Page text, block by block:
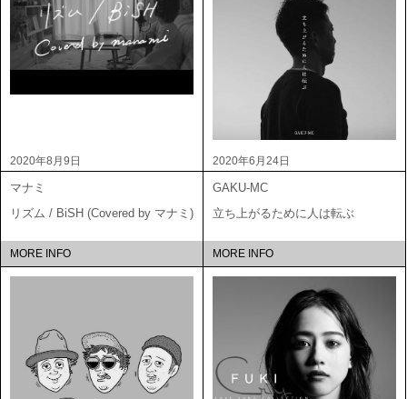
2020年8月9日
マナミ
リズム / BiSH (Covered by マナミ)
MORE INFO
2020年6月24日
GAKU-MC
立ち上がるために人は転ぶ
MORE INFO